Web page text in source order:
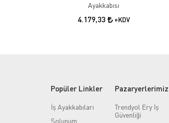
Ayakkabısı
4.179,33 +KDV
Popüler Linkler
İş Ayakkabıları
Solunum
Pazaryerlerimiz
Trendyol Ery İş
Güvenliği